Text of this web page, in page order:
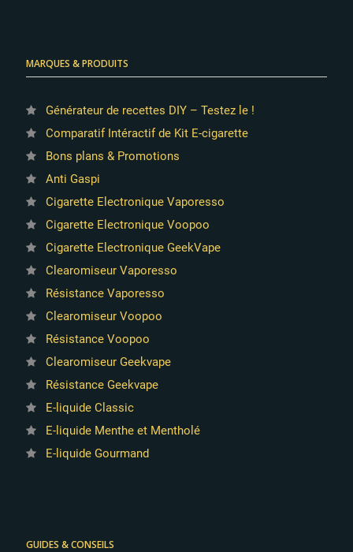
MARQUES & PRODUITS
Générateur de recettes DIY – Testez le !
Comparatif Intéractif de Kit E-cigarette
Bons plans & Promotions
Anti Gaspi
Cigarette Electronique Vaporesso
Cigarette Electronique Voopoo
Cigarette Electronique GeekVape
Clearomiseur Vaporesso
Résistance Vaporesso
Clearomiseur Voopoo
Résistance Voopoo
Clearomiseur Geekvape
Résistance Geekvape
E-liquide Classic
E-liquide Menthe et Mentholé
E-liquide Gourmand
GUIDES & CONSEILS